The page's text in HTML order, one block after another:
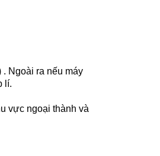
Ngoài ra nếu máy
lí.
vực ngoại thành và